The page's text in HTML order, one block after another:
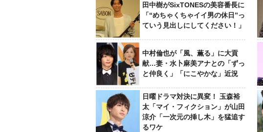
田中樹がSixTONESの美容番長に
「“めちゃくちゃイイ男の休日”っ
ていう見出しにしてください！」
中村倫也が「風、薫る」に大貢
献…妻・水卜麻美アナとの「ずっ
と仲良く」「にこやかな」近況
日曜ドラマ対決に異変！ 玉森裕
太「マイ・フィクション」が山田
涼介「一次元の挿し木」を猛追す
るワケ